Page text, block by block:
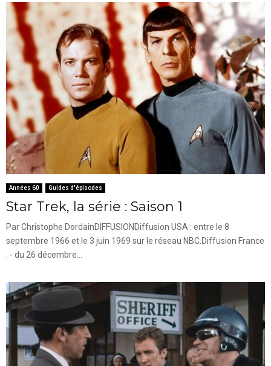
Années 60 Guides d'épisodes
Star Trek, la série : Saison 1
Par Christophe DordainDIFFUSIONDiffusion USA : entre le 8
septembre 1966 et le 3 juin 1969 sur le réseau NBC.Diffusion France
: - du 26 décembre...